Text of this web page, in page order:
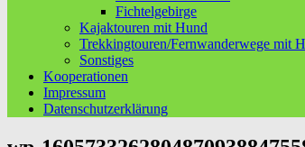
Fichtelgebirge
Kajaktouren mit Hund
Trekkingtouren/Fernwanderwege mit
Sonstiges
Kooperationen
Impressum
Datenschutzerklärung